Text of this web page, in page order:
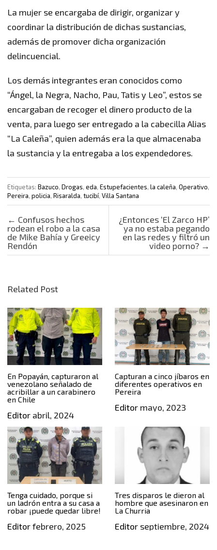
La mujer se encargaba de dirigir, organizar y
coordinar la distribución de dichas sustancias,
además de promover dicha organización
delincuencial.
Los demás integrantes eran conocidos como
“Ángel, la Negra, Nacho, Pau, Tatis y Leo”, estos se
encargaban de recoger el dinero producto de la
venta, para luego ser entregado a la cabecilla Alias
“La Caleña”, quien además era la que almacenaba
la sustancia y la entregaba a los expendedores.
Etiquetas: Bazuco, Drogas, eda, Estupefacientes, la caleña, Operativo,
Pereira, policia, Risaralda, tucibí, Villa Santana
Post navigation
← Confusos hechos
rodean el robo a la casa
de Mike Bahía y Greeicy
Rendón
¿Entonces ‘El Zarco HP’
ya no estaba pegando
en las redes y filtró un
video porno? →
Related Post
En Popayán, capturaron al
venezolano señalado de
acribillar a un carabinero
en Chile
Editor abril, 2024
Capturan a cinco jíbaros en
diferentes operativos en
Pereira
Editormayo, 2023
Tenga cuidado, porque si
un ladrón entra a su casa a
robar ¡puede quedar libre!
Editorfebrero, 2025
Tres disparos le dieron al
hombre que asesinaron en
La Churria
Editorseptiembre, 2024